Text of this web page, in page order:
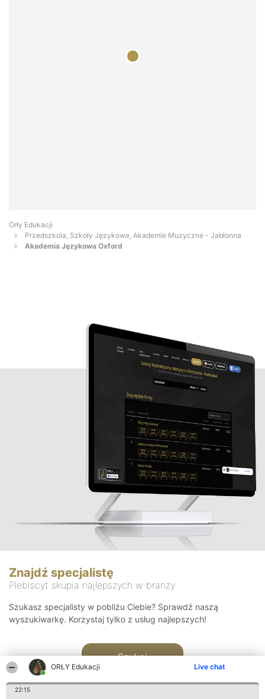
ORŁY Edukacji Live chat
22:15
Orły Edukacji
Przedszkola, Szkoły Językowe, Akademie Muzyczne - Jabłonna
Akademia Językowa Oxford
Znajdź specjalistę
Plebiscyt skupia najlepszych w branży
Szukasz specjalisty w pobliżu Ciebie? Sprawdź naszą
wyszukiwarkę. Korzystaj tylko z usług najlepszych!
Szukaj